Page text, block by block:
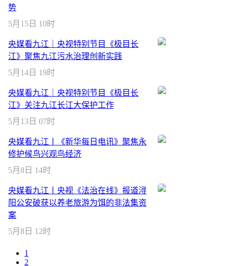
势
5月15日 10时
央媒看九江｜央视特别节目《极目长
江》聚焦九江污水治理创新实践
5月14日 19时
央媒看九江｜央视特别节目《极目长
江》关注九江长江大保护工作
5月13日 07时
央媒看九江丨《新华每日电讯》聚焦永
修护候鸟兴观鸟经济
5月8日 14时
央媒看九江丨央视《法治在线》报道浔
阳公安破获以养老旅游为饵的非法集资
案
5月8日 12时
1
2